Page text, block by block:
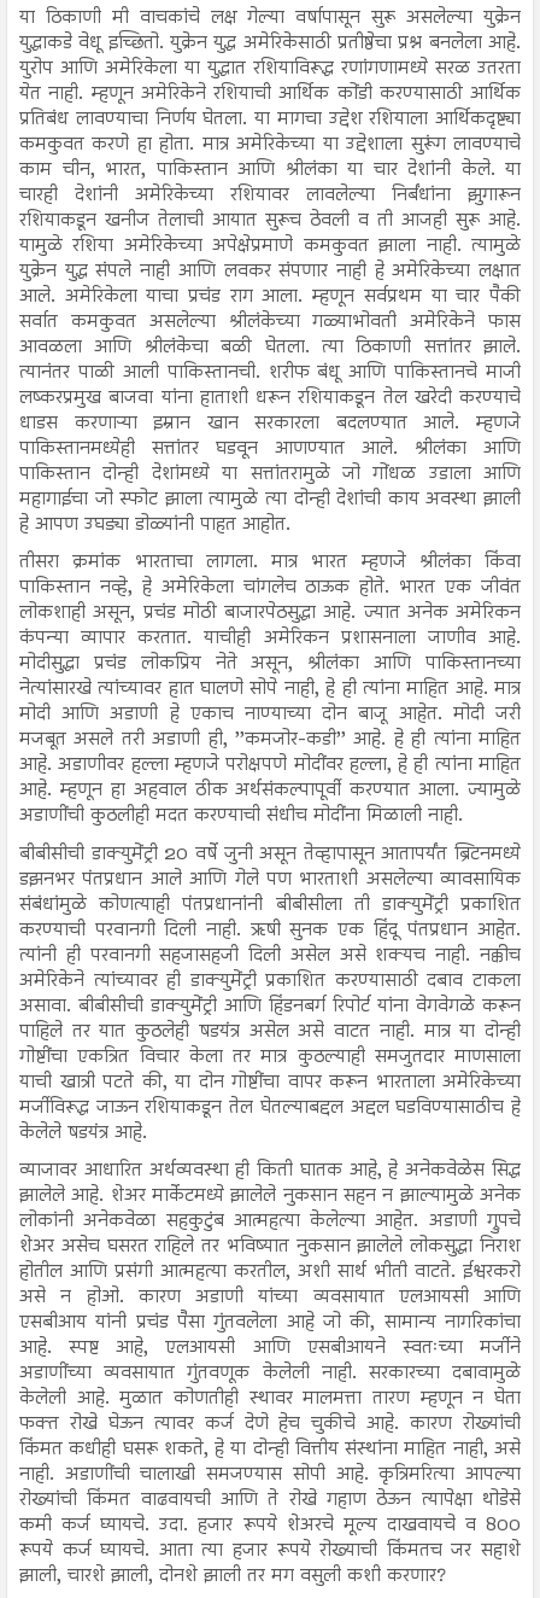
या ठिकाणी मी वाचकांचे लक्ष गेल्या वर्षापासून सुरू असलेल्या युक्रेन
युद्धाकडे वेधू इच्छितो. युक्रेन युद्ध अमेरिकेसाठी प्रतीष्ठेचा प्रश्न बनलेला आहे.
युरोप आणि अमेरिकेला या युद्धात रशियाविरूद्ध रणांगणामध्ये सरळ उतरता
येत नाही. म्हणून अमेरिकेने रशियाची आर्थिक कोंडी करण्यासाठी आर्थिक
प्रतिबंध लावण्याचा निर्णय घेतला. या मागचा उद्देश रशियाला आर्थिकदृष्ट्या
कमकुवत करणे हा होता. मात्र अमेरिकेच्या या उद्देशाला सुरूंग लावण्याचे
काम चीन, भारत, पाकिस्तान आणि श्रीलंका या चार देशांनी केले. या
चारही देशांनी अमेरिकेच्या रशियावर लावलेल्या निर्बंधांना झुगारून
रशियाकडून खनीज तेलाची आयात सुरूच ठेवली व ती आजही सुरू आहे.
यामुळे रशिया अमेरिकेच्या अपेक्षेप्रमाणे कमकुवत झाला नाही. त्यामुळे
युक्रेन युद्ध संपले नाही आणि लवकर संपणार नाही हे अमेरिकेच्या लक्षात
आले. अमेरिकेला याचा प्रचंड राग आला. म्हणून सर्वप्रथम या चार पैकी
सर्वात कमकुवत असलेल्या श्रीलंकेच्या गळ्याभोवती अमेरिकेने फास
आवळला आणि श्रीलंकेचा बळी घेतला. त्या ठिकाणी सत्तांतर झाले.
त्यानंतर पाळी आली पाकिस्तानची. शरीफ बंधू आणि पाकिस्तानचे माजी
लष्करप्रमुख बाजवा यांना हाताशी धरून रशियाकडून तेल खरेदी करण्याचे
धाडस करणाऱ्या इम्रान खान सरकारला बदलण्यात आले. म्हणजे
पाकिस्तानमध्येही सत्तांतर घडवून आणण्यात आले. श्रीलंका आणि
पाकिस्तान दोन्ही देशांमध्ये या सत्तांतरामुळे जो गोंधळ उडाला आणि
महागाईचा जो स्फोट झाला त्यामुळे त्या दोन्ही देशांची काय अवस्था झाली
हे आपण उघड्या डोळ्यांनी पाहत आहोत.
तीसरा क्रमांक भारताचा लागला. मात्र भारत म्हणजे श्रीलंका किंवा
पाकिस्तान नव्हे, हे अमेरिकेला चांगलेच ठाऊक होते. भारत एक जीवंत
लोकशाही असून, प्रचंड मोठी बाजारपेठसुद्धा आहे. ज्यात अनेक अमेरिकन
कंपन्या व्यापार करतात. याचीही अमेरिकन प्रशासनाला जाणीव आहे.
मोदीसुद्धा प्रचंड लोकप्रिय नेते असून, श्रीलंका आणि पाकिस्तानच्या
नेत्यांसारखे त्यांच्यावर हात घालणे सोपे नाही, हे ही त्यांना माहित आहे. मात्र
मोदी आणि अडाणी हे एकाच नाण्याच्या दोन बाजू आहेत. मोदी जरी
मजबूत असले तरी अडाणी ही, ’’कमजोर-कडी’’ आहे. हे ही त्यांना माहित
आहे. अडाणीवर हल्ला म्हणजे परोक्षपणे मोदींवर हल्ला, हे ही त्यांना माहित
आहे. म्हणून हा अहवाल ठीक अर्थसंकल्पापूर्वी करण्यात आला. ज्यामुळे
अडाणींची कुठलीही मदत करण्याची संधीच मोदींना मिळाली नाही.
बीबीसीची डाक्युमेंट्री 20 वर्षे जुनी असून तेव्हापासून आतापर्यंत ब्रिटनमध्ये
डझनभर पंतप्रधान आले आणि गेले पण भारताशी असलेल्या व्यावसायिक
संबंधांमुळे कोणत्याही पंतप्रधानांनी बीबीसीला ती डाक्युमेंट्री प्रकाशित
करण्याची परवानगी दिली नाही. ऋषी सुनक एक हिंदू पंतप्रधान आहेत.
त्यांनी ही परवानगी सहजासहजी दिली असेल असे शक्यच नाही. नक्कीच
अमेरिकेने त्यांच्यावर ही डाक्युमेंट्री प्रकाशित करण्यासाठी दबाव टाकला
असावा. बीबीसीची डाक्युमेंट्री आणि हिंडनबर्ग रिपोर्ट यांना वेगवेगळे करून
पाहिले तर यात कुठलेही षडयंत्र असेल असे वाटत नाही. मात्र या दोन्ही
गोष्टींचा एकत्रित विचार केला तर मात्र कुठल्याही समजुतदार माणसाला
याची खात्री पटते की, या दोन गोष्टींचा वापर करून भारताला अमेरिकेच्या
मर्जीविरूद्ध जाऊन रशियाकडून तेल घेतल्याबद्दल अद्दल घडविण्यासाठीच हे
केलेले षडयंत्र आहे.
व्याजावर आधारित अर्थव्यवस्था ही किती घातक आहे, हे अनेकवेळेस सिद्ध
झालेले आहे. शेअर मार्केटमध्ये झालेले नुकसान सहन न झाल्यामुळे अनेक
लोकांनी अनेकवेळा सहकुटुंब आत्महत्या केलेल्या आहेत. अडाणी ग्रुपचे
शेअर असेच घसरत राहिले तर भविष्यात नुकसान झालेले लोकसुद्धा निराश
होतील आणि प्रसंगी आत्महत्या करतील, अशी सार्थ भीती वाटते. ईश्वरकरो
असे न होओ. कारण अडाणी यांच्या व्यवसायात एलआयसी आणि
एसबीआय यांनी प्रचंड पैसा गुंतवलेला आहे जो की, सामान्य नागरिकांचा
आहे. स्पष्ट आहे, एलआयसी आणि एसबीआयने स्वतःच्या मर्जीने
अडाणींच्या व्यवसायात गुंतवणूक केलेली नाही. सरकारच्या दबावामुळे
केलेली आहे. मुळात कोणतीही स्थावर मालमत्ता तारण म्हणून न घेता
फक्त रोखे घेऊन त्यावर कर्ज देणे हेच चुकीचे आहे. कारण रोख्यांची
किंमत कधीही घसरू शकते, हे या दोन्ही वित्तीय संस्थांना माहित नाही, असे
नाही. अडाणींची चालाखी समजण्यास सोपी आहे. कृत्रिमरित्या आपल्या
रोख्यांची किंमत वाढवायची आणि ते रोखे गहाण ठेऊन त्यापेक्षा थोडेसे
कमी कर्ज घ्यायचे. उदा. हजार रूपये शेअरचे मूल्य दाखवायचे व 800
रूपये कर्ज घ्यायचे. आता त्या हजार रूपये रोख्याची किंमतच जर सहाशे
झाली, चारशे झाली, दोनशे झाली तर मग वसुली कशी करणार?